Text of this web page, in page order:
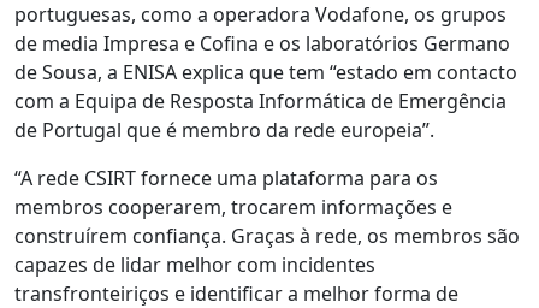
portuguesas, como a operadora Vodafone, os grupos
de media Impresa e Cofina e os laboratórios Germano
de Sousa, a ENISA explica que tem “estado em contacto
com a Equipa de Resposta Informática de Emergência
de Portugal que é membro da rede europeia”.
“A rede CSIRT fornece uma plataforma para os
membros cooperarem, trocarem informações e
construírem confiança. Graças à rede, os membros são
capazes de lidar melhor com incidentes
transfronteiriços e identificar a melhor forma de